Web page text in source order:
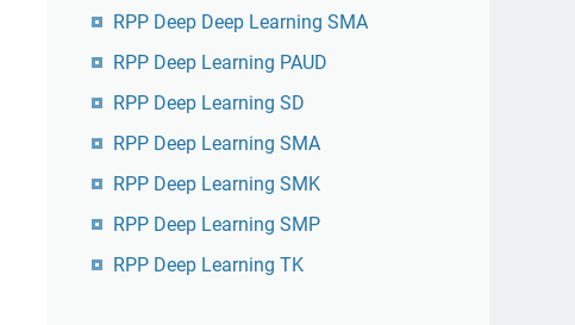
RPP Deep Deep Learning SMA
RPP Deep Learning PAUD
RPP Deep Learning SD
RPP Deep Learning SMA
RPP Deep Learning SMK
RPP Deep Learning SMP
RPP Deep Learning TK